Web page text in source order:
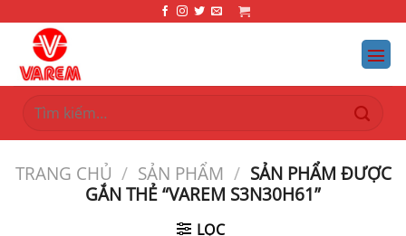
dung
Tìm
kiếm:
TRANG CHỦ / SẢN PHẨM / SẢN PHẨM ĐƯỢC
GẮN THẺ “VAREM S3N30H61”
LỌC